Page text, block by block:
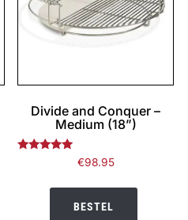
Divide and Conquer –
Medium (18”)
€98.95
BESTEL